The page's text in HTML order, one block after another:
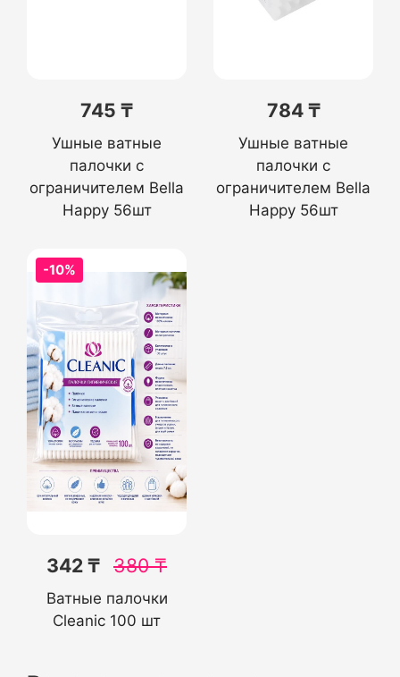
745 ₸
Ушные ватные
палочки с
ограничителем Bella
Happy 56шт
784 ₸
Ушные ватные
палочки с
ограничителем Bella
Happy 56шт
-10%
342 ₸ 380₸
Ватные палочки
Cleanic 100 шт